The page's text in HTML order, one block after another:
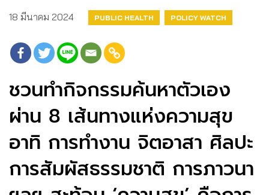
18 มีนาคม 2024 PUBLIC HEALTH POLICY WATCH
ชวนทำกิจกรรมค้นหาตัวเอง
ผ่าน 8 เส้นทางแห่งความสุข
อาทิ การทำงาน จิตอาสา ศิลปะ
การสัมผัสธรรมชาติ การภาวนา